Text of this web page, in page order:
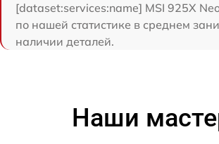
[dataset:services:name] MSI 925X
по нашей статистике в среднем
наличии деталей.
Наши